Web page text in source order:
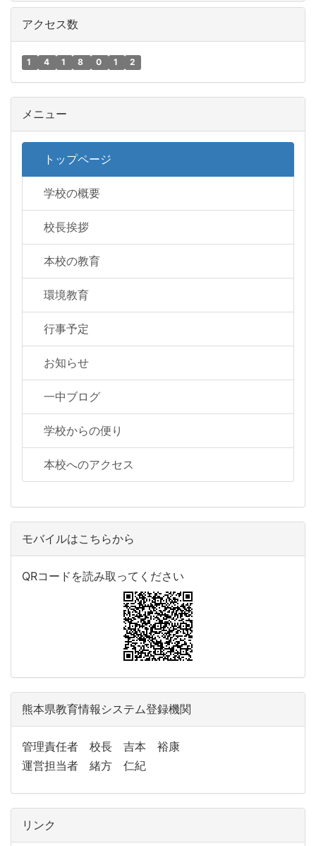
アクセス数
1 4 1 8 0 1 2
メニュー
トップページ
学校の概要
校長挨拶
本校の教育
環境教育
行事予定
お知らせ
一中ブログ
学校からの便り
本校へのアクセス
モバイルはこちらから
QRコードを読み取ってください
熊本県教育情報システム登録機関
管理責任者 校長 吉本 裕康
運営担当者 緒方 仁紀
リンク